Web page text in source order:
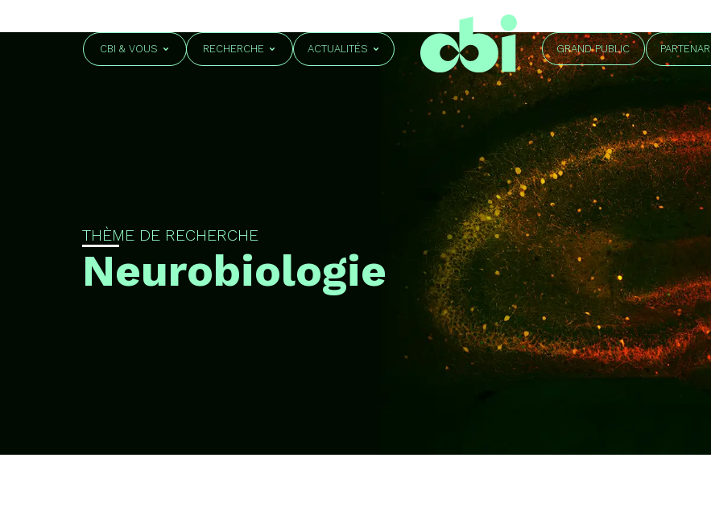
CBI & VOUS RECHERCHE ACTUALITÉS GRAND PUBLIC
THÈME DE RECHERCHE
Neurobiologie